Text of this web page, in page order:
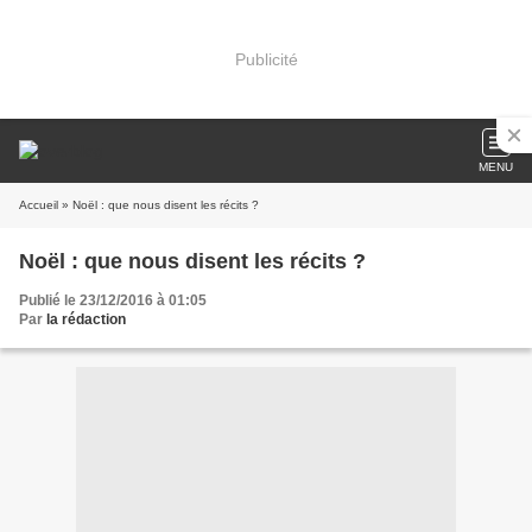
Publicité
MENU
Accueil » Noël : que nous disent les récits ?
Noël : que nous disent les récits ?
Publié le 23/12/2016 à 01:05
Par la rédaction